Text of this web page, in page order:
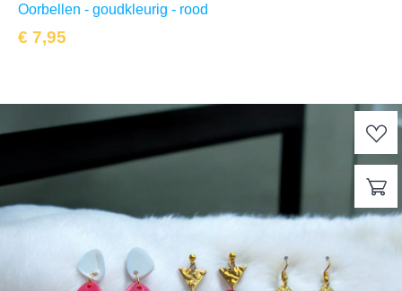
Oorbellen - goudkleurig - rood
€ 7,95